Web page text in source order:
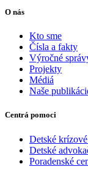
O nás
Kto sme
Čísla a fakty
Výročné
Projekty
Médiá
Naše
Centrá pomoci
Detské
Detské
Poradenské